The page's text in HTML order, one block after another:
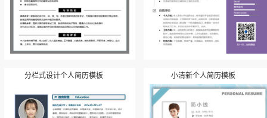
分栏式设计个人简历模板 小清新个人简历模板